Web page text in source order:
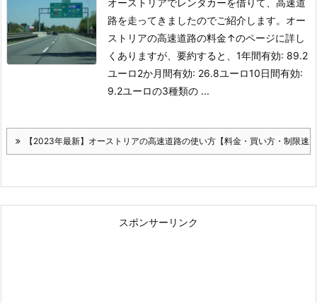
オーストリアでレンタカーを借りて、高速道
路を走ってきましたのでご紹介します。 オー
ストリアの高速道路の料金↑のページに詳し
くありますが、要約すると、 1年間有効: 89.2
ユーロ2か月間有効: 26.8ユーロ10日間有効:
9.2ユーロの3種類の ...
【2023年最新】オーストリアの高速道路の使い方【料金・買い方・制限速
スポンサーリンク